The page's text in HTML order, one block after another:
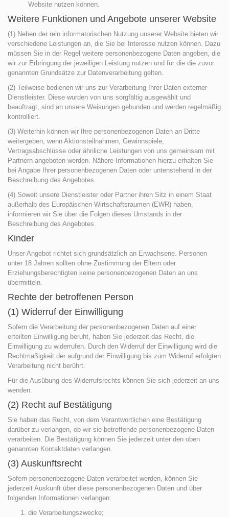
Website nutzen können.
Weitere Funktionen und Angebote unserer Website
(1) Neben der rein informatorischen Nutzung unserer Website bieten wir
verschiedene Leistungen an, die Sie bei Interesse nutzen können. Dazu
müssen Sie in der Regel weitere personenbezogene Daten angeben, die
wir zur Erbringung der jeweiligen Leistung nutzen und für die die zuvor
genannten Grundsätze zur Datenverarbeitung gelten.
(2) Teilweise bedienen wir uns zur Verarbeitung Ihrer Daten externer
Dienstleister. Diese wurden von uns sorgfältig ausgewählt und
beauftragt, sind an unsere Weisungen gebunden und werden regelmäßig
kontrolliert.
(3) Weiterhin können wir Ihre personenbezogenen Daten an Dritte
weitergeben, wenn Aktionsteilnahmen, Gewinnspiele,
Vertragsabschlüsse oder ähnliche Leistungen von uns gemeinsam mit
Partnern angeboten werden. Nähere Informationen hierzu erhalten Sie
bei Angabe Ihrer personenbezogenen Daten oder untenstehend in der
Beschreibung des Angebotes.
(4) Soweit unsere Dienstleister oder Partner ihren Sitz in einem Staat
außerhalb des Europäischen Wirtschaftsraumen (EWR) haben,
informieren wir Sie über die Folgen dieses Umstands in der
Beschreibung des Angebotes.
Kinder
Unser Angebot richtet sich grundsätzlich an Erwachsene. Personen
unter 18 Jahren sollten ohne Zustimmung der Eltern oder
Erziehungsberechtigten keine personenbezogenen Daten an uns
übermitteln.
Rechte der betroffenen Person
(1) Widerruf der Einwilligung
Sofern die Verarbeitung der personenbezogenen Daten auf einer
erteilten Einwilligung beruht, haben Sie jederzeit das Recht, die
Einwilligung zu widerrufen. Durch den Widerruf der Einwilligung wird die
Rechtmäßigkeit der aufgrund der Einwilligung bis zum Widerruf erfolgten
Verarbeitung nicht berührt.
Für die Ausübung des Widerrufsrechts können Sie sich jederzeit an uns
wenden.
(2) Recht auf Bestätigung
Sie haben das Recht, von dem Verantwortlichen eine Bestätigung
darüber zu verlangen, ob wir sie betreffende personenbezogene Daten
verarbeiten. Die Bestätigung können Sie jederzeit unter den oben
genannten Kontaktdaten verlangen.
(3) Auskunftsrecht
Sofern personenbezogene Daten verarbeitet werden, können Sie
jederzeit Auskunft über diese personenbezogenen Daten und über
folgenden Informationen verlangen:
die Verarbeitungszwecke;